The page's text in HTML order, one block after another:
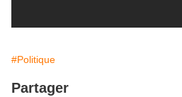
#Politique
Partager